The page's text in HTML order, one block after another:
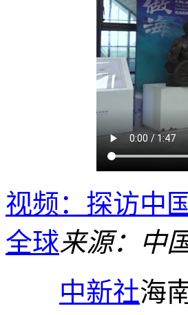
视频：探访中
全球来源：中
中新社海